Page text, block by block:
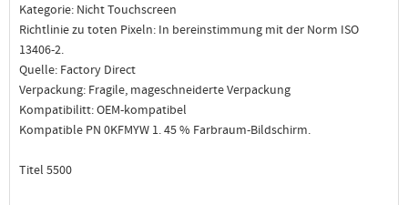
Kategorie: Nicht Touchscreen
Richtlinie zu toten Pixeln: In bereinstimmung mit der Norm ISO
13406-2.
Quelle: Factory Direct
Verpackung: Fragile, mageschneiderte Verpackung
Kompatibilitt: OEM-kompatibel
Kompatible PN 0KFMYW 1. 45 % Farbraum-Bildschirm.
Titel 5500